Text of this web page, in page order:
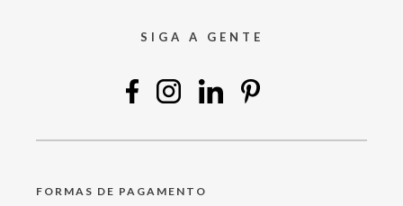
SIGA A GENTE
FORMAS DE PAGAMENTO